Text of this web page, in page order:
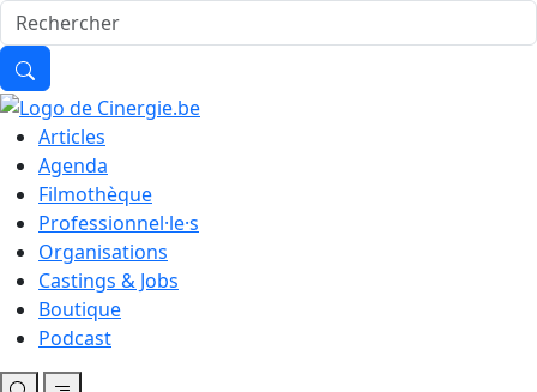
Articles
Agenda
Filmothèque
Professionnel·le·s
Organisations
Castings & Jobs
Boutique
Podcast